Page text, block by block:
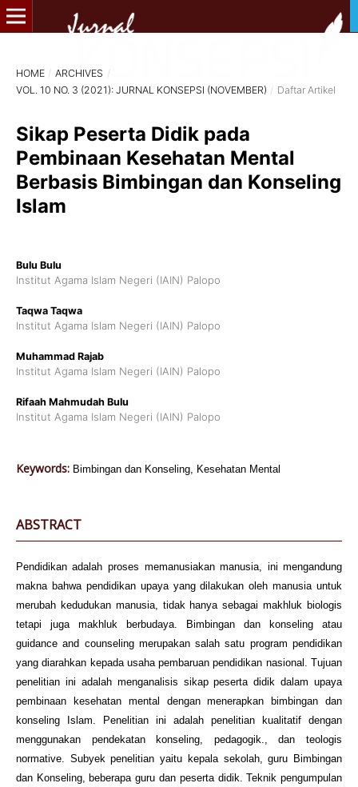
HOME / ARCHIVES /
VOL. 10 NO. 3 (2021): JURNAL KONSEPSI (NOVEMBER) / Daftar Artikel
Sikap Peserta Didik pada
Pembinaan Kesehatan Mental
Berbasis Bimbingan dan Konseling
Islam
Bulu Bulu
Institut Agama Islam Negeri (IAIN) Palopo
Taqwa Taqwa
Institut Agama Islam Negeri (IAIN) Palopo
Muhammad Rajab
Institut Agama Islam Negeri (IAIN) Palopo
Rifaah Mahmudah Bulu
Institut Agama Islam Negeri (IAIN) Palopo
Keywords: Bimbingan dan Konseling, Kesehatan Mental
ABSTRACT
Pendidikan adalah proses memanusiakan manusia, ini mengandung
makna bahwa pendidikan upaya yang dilakukan oleh manusia untuk
merubah kedudukan manusia, tidak hanya sebagai makhluk biologis
tetapi juga makhluk berbudaya. Bimbingan dan konseling atau
guidance and counseling merupakan salah satu program pendidikan
yang diarahkan kepada usaha pembaruan pendidikan nasional. Tujuan
penelitian ini adalah menganalisis sikap peserta didik dalam upaya
pembinaan kesehatan mental dengan menerapkan bimbingan dan
konseling Islam. Penelitian ini adalah penelitian kualitatif dengan
menggunakan pendekatan konseling, pedagogik., dan teologis
normative. Subyek penelitian yaitu kepala sekolah, guru Bimbingan
dan Konseling, beberapa guru dan peserta didik. Teknik pengumpulan